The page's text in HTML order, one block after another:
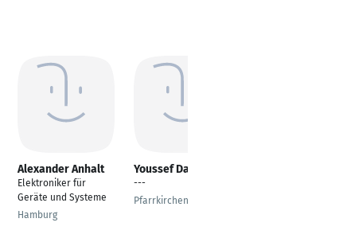
Alexander Anhalt
Elektroniker für
Geräte und Systeme
Hamburg
Youssef Daoud
---
Pfarrkirchen